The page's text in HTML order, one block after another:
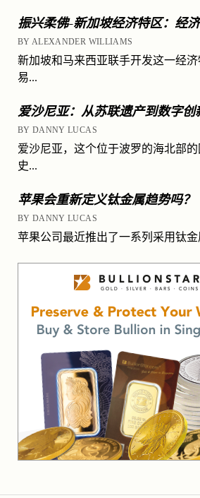
振兴柔佛-新加坡经济特区：经
BY ALEXANDER WILLIAMS
新加坡和马来西亚联手开发这一经
易...
爱沙尼亚：从苏联遗产到数字创
BY DANNY LUCAS
爱沙尼亚，这个位于波罗的海北部
史...
苹果会重新定义钛金属趋势吗？
BY DANNY LUCAS
苹果公司最近推出了一系列采用钛金